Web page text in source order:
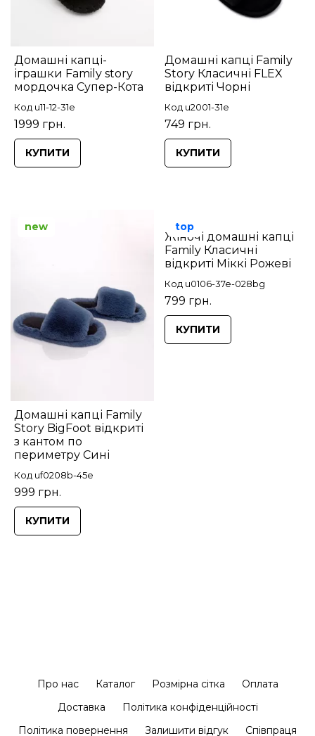
Домашні капці-
іграшки Family story
мордочка Супер-Кота
Код u11-12-31e
1999 грн.
КУПИТИ
Домашні капці Family
Story Класичні FLEX
відкриті Чорні
Код u2001-31e
749 грн.
КУПИТИ
Домашні капці Family
Story BigFoot відкриті
з кантом по
периметру Сині
Код uf0208b-45e
999 грн.
new
КУПИТИ
Жіночі домашні капці
Family Класичні
відкриті Міккі Рожеві
Код u0106-37e-028bg
799 грн.
top
КУПИТИ
Про нас Каталог Розмірна сітка
Оплата
Доставка
Політика конфіденційності
Політика повернення
Залишити відгук Співпраця